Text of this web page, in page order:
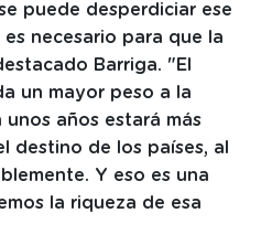
puede desperdiciar ese
necesario para que la
Barriga. "El
un mayor peso a la
años estará más
destino de los países, al
Y eso es una
la riqueza de esa